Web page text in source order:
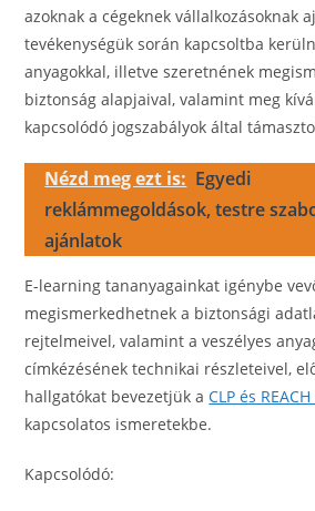
azoknak a cégeknek vállalkozásoknak
tevékenységük során kapcsoltba
anyagokkal, illetve szeretnének
biztonság alapjaival, valamint meg
kapcsolódó jogszabályok által
Nézd meg ezt is: Egyedi
reklámmegoldások, testre
ajánlatok
E-learning tananyagainkat igénybe
megismerkedhetnek a biztonsági
rejtelmeivel, valamint a veszélyes
címkézésének technikai részleteivel,
hallgatókat bevezetjük aCLP és
kapcsolatos ismeretekbe.
Kapcsolódó: